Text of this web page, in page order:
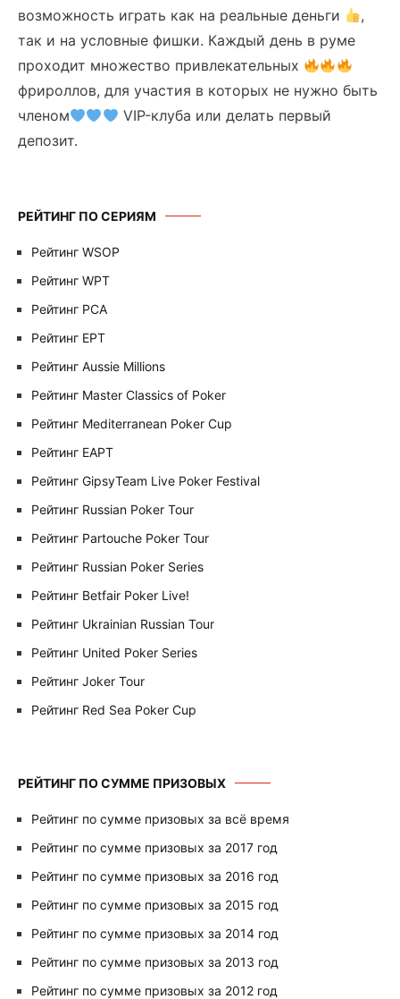
возможность играть как на реальные деньги
,
так и на условные фишки. Каждый день в руме
проходит множество привлекательных
фрироллов, для участия в которых не нужно быть
членом
VIP-клуба или делать первый
депозит.
РЕЙТИНГ ПО СЕРИЯМ
Рейтинг WSOP
Рейтинг WPT
Рейтинг PCA
Рейтинг EPT
Рейтинг Aussie Millions
Рейтинг Master Classics of Poker
Рейтинг Mediterranean Poker Cup
Рейтинг EAPT
Рейтинг GipsyTeam Live Poker Festival
Рейтинг Russian Poker Tour
Рейтинг Partouche Poker Tour
Рейтинг Russian Poker Series
Рейтинг Betfair Poker Live!
Рейтинг Ukrainian Russian Tour
Рейтинг United Poker Series
Рейтинг Joker Tour
Рейтинг Red Sea Poker Cup
РЕЙТИНГ ПО СУММЕ ПРИЗОВЫХ
Рейтинг по сумме призовых за всё время
Рейтинг по сумме призовых за 2017 год
Рейтинг по сумме призовых за 2016 год
Рейтинг по сумме призовых за 2015 год
Рейтинг по сумме призовых за 2014 год
Рейтинг по сумме призовых за 2013 год
Рейтинг по сумме призовых за 2012 год